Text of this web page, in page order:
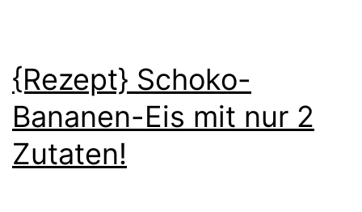
{Rezept} Schoko-
Bananen-Eis mit nur 2
Zutaten!